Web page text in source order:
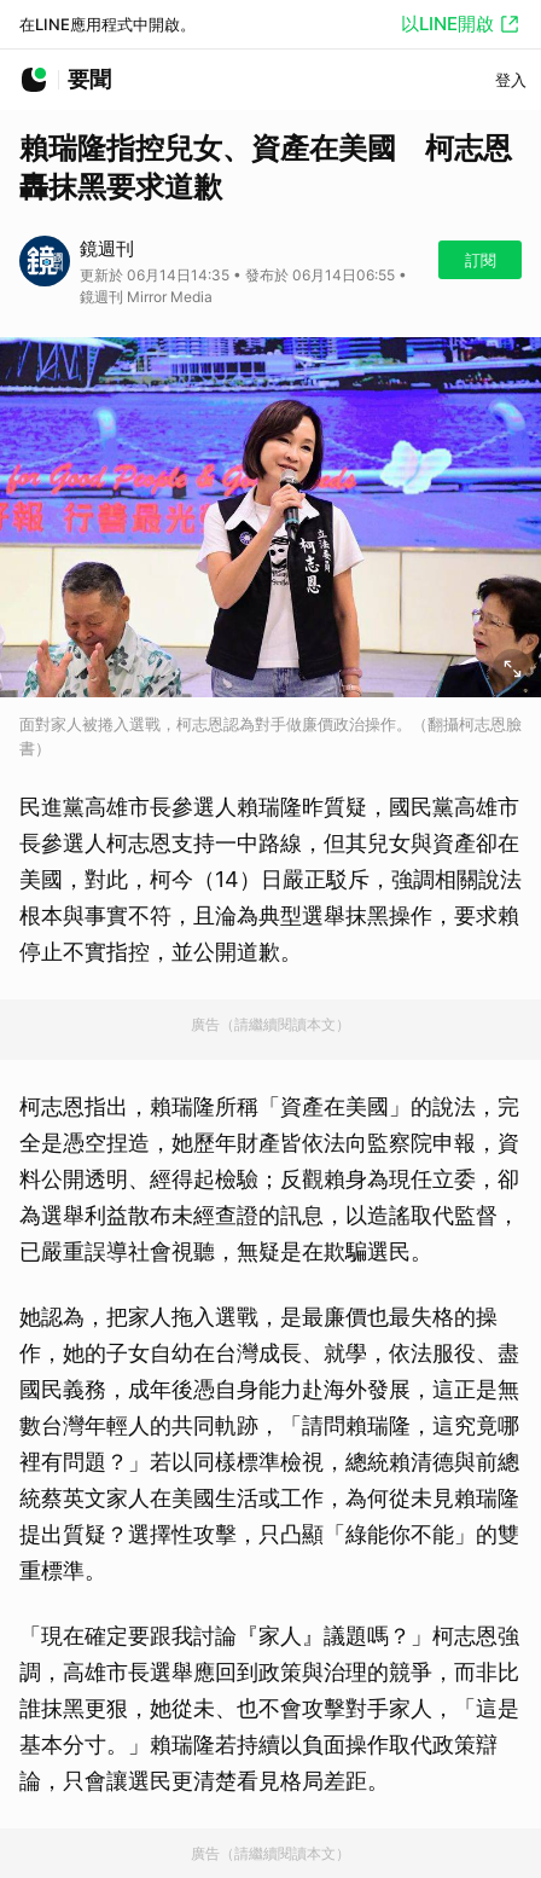
在LINE應用程式中開啟。 以LINE開啟
要聞 登入
賴瑞隆指控兒女、資產在美國 柯志恩
轟抹黑要求道歉
鏡週刊
更新於 06月14日14:35 • 發布於 06月14日06:55 •
鏡週刊 Mirror Media
訂閱
面對家人被捲入選戰，柯志恩認為對手做廉價政治操作。（翻攝柯志恩臉
書）
民進黨高雄市長參選人賴瑞隆昨質疑，國民黨高雄市
長參選人柯志恩支持一中路線，但其兒女與資產卻在
美國，對此，柯今（14）日嚴正駁斥，強調相關說法
根本與事實不符，且淪為典型選舉抹黑操作，要求賴
停止不實指控，並公開道歉。
廣告（請繼續閱讀本文）
柯志恩指出，賴瑞隆所稱「資產在美國」的說法，完
全是憑空捏造，她歷年財產皆依法向監察院申報，資
料公開透明、經得起檢驗；反觀賴身為現任立委，卻
為選舉利益散布未經查證的訊息，以造謠取代監督，
已嚴重誤導社會視聽，無疑是在欺騙選民。
她認為，把家人拖入選戰，是最廉價也最失格的操
作，她的子女自幼在台灣成長、就學，依法服役、盡
國民義務，成年後憑自身能力赴海外發展，這正是無
數台灣年輕人的共同軌跡，「請問賴瑞隆，這究竟哪
裡有問題？」若以同樣標準檢視，總統賴清德與前總
統蔡英文家人在美國生活或工作，為何從未見賴瑞隆
提出質疑？選擇性攻擊，只凸顯「綠能你不能」的雙
重標準。
「現在確定要跟我討論『家人』議題嗎？」柯志恩強
調，高雄市長選舉應回到政策與治理的競爭，而非比
誰抹黑更狠，她從未、也不會攻擊對手家人，「這是
基本分寸。」賴瑞隆若持續以負面操作取代政策辯
論，只會讓選民更清楚看見格局差距。
廣告（請繼續閱讀本文）